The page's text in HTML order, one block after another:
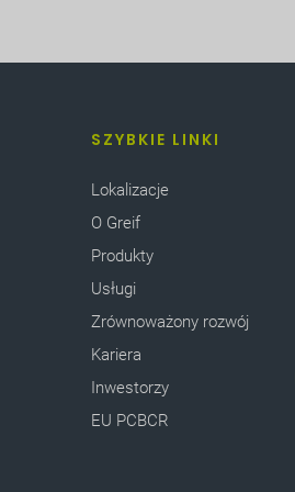
SZYBKIE LINKI
Lokalizacje
O Greif
Produkty
Usługi
Zrównoważony rozwój
Kariera
Inwestorzy
EU PCBCR